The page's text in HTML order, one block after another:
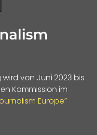
von Juni 2023 bis
Kommission im
Europe“